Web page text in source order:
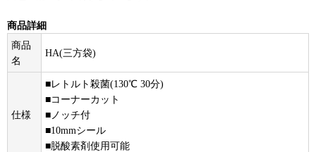
商品詳細
商品
名
HA(三方袋)
仕様
■レトルト殺菌(130℃ 30分)
■コーナーカット
■ノッチ付
■10mmシール
■脱酸素剤使用可能